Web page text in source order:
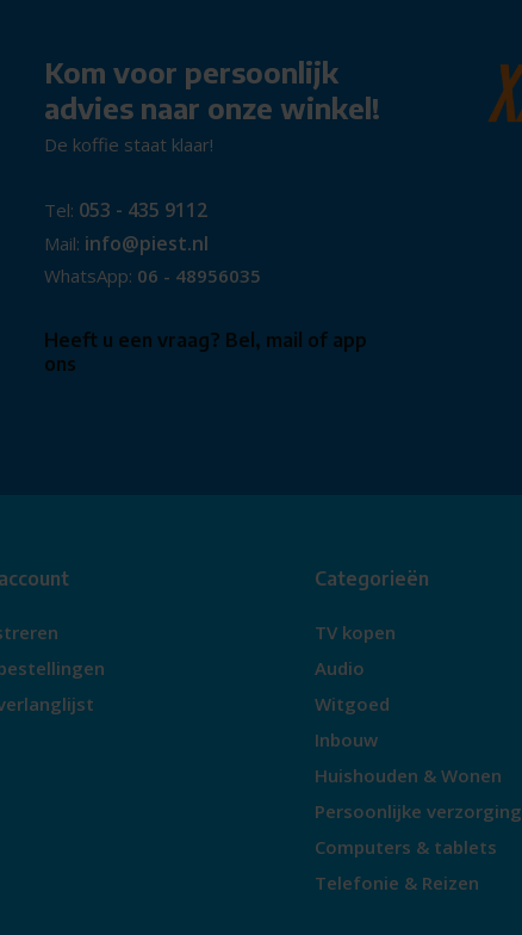
beddengoed, gelijkmatig.
de trommel.
je kleding
Kom voor persoonlijk
advies naar onze winkel!
De koffie staat klaar!
Tel: 053 - 435 9112
Mail: info@piest.nl
WhatsApp: 06 - 48956035
Heeft u een vraag? Bel, mail of app
ons
Categorieën
TV kopen
Audio
Witgoed
Inbouw
Huishouden & Wonen
Persoonlijke verzorging
Computers & tablets
Telefonie & Reizen